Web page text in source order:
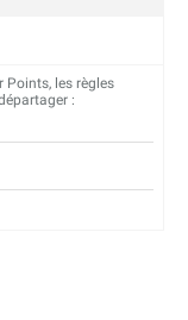
Points, les règles
: